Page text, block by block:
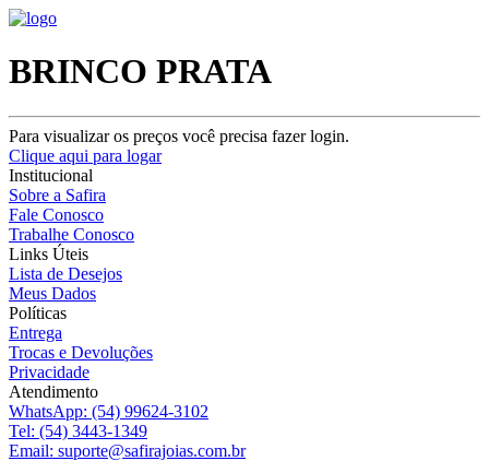
BRINCO PRATA
Para visualizar os preços você precisa fazer login.
Clique aqui para logar
Institucional
Sobre a Safira
Fale Conosco
Trabalhe Conosco
Links Úteis
Lista de Desejos
Meus Dados
Políticas
Entrega
Trocas e Devoluções
Privacidade
Atendimento
WhatsApp: (54) 99624-3102
Tel: (54) 3443-1349
Email: suporte@safirajoias.com.br